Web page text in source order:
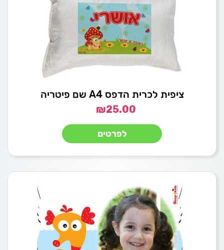
ציפית לכרית הדפס A4 שם פיטריה
₪25.00
לפרטים